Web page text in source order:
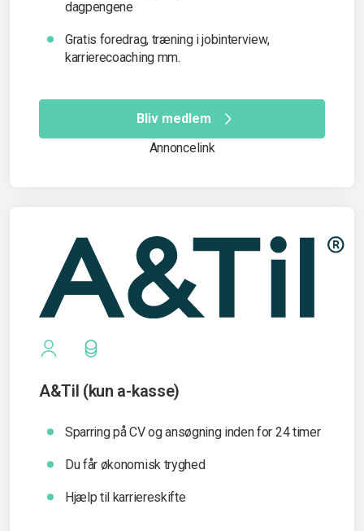
dagpengene
Gratis foredrag, træning i jobinterview,
karrierecoaching mm.
Bliv medlem
Annoncelink
A&Til (kun a-kasse)
Sparring på CV og ansøgning inden for 24 timer
Du får økonomisk tryghed
Hjælp til karriereskifte